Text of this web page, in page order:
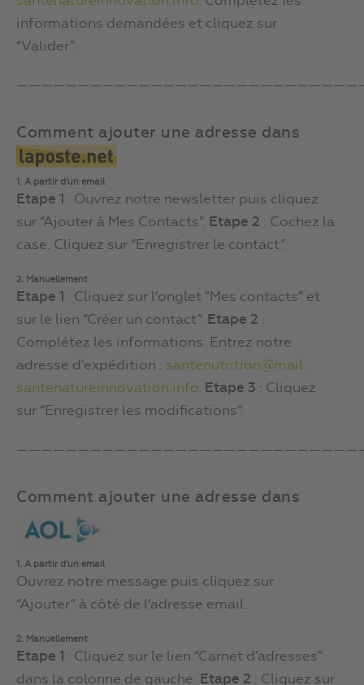
informations demandées et cliquez sur
“Valider”.
Comment ajouter une adresse dans
1. A partir d’un email
Etape 1 : Ouvrez notre newsletter puis cliquez
sur “Ajouter à Mes Contacts”. Etape 2 : Cochez la
case. Cliquez sur “Enregistrer le contact”.
2. Manuellement
Etape 1 : Cliquez sur l’onglet “Mes contacts” et
sur le lien “Créer un contact”. Etape 2 :
Complétez les informations. Entrez notre
adresse d’expédition : santenutrition@mail.
santenatureinnovation.info. Etape 3 : Cliquez
sur “Enregistrer les modifications”.
Comment ajouter une adresse dans
1. A partir d’un email
Ouvrez notre message puis cliquez sur
“Ajouter” à côté de l’adresse email.
2. Manuellement
Etape 1 : Cliquez sur le lien “Carnet d’adresses”
dans la colonne de gauche. Etape 2 : Cliquez sur